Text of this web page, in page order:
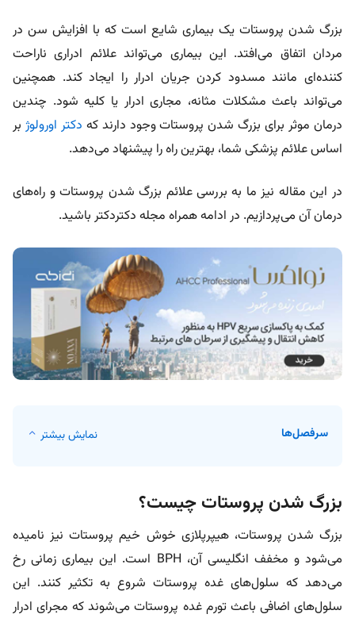
بزرگ شدن پروستات یک بیماری شایع است که با افزایش سن در
مردان اتفاق می‌افتد. این بیماری می‌تواند علائم ادراری ناراحت
کننده‌ای مانند مسدود کردن جریان ادرار را ایجاد کند. همچنین
می‌تواند باعث مشکلات مثانه، مجاری ادرار یا کلیه شود. چندین
درمان موثر برای بزرگ شدن پروستات وجود دارند که دکتر اورولوژ بر
اساس علائم پزشکی شما، بهترین راه را پیشنهاد می‌دهد.
در این مقاله نیز ما به بررسی علائم بزرگ شدن پروستات و راه‌های
درمان آن می‌پردازیم. در ادامه همراه مجله دکتردکتر باشید.
سرفصل‌ها نمایش بیشتر
بزرگ شدن پروستات چیست؟
بزرگ شدن پروستات، هیپرپلازی خوش خیم پروستات نیز نامیده
می‌شود و مخفف انگلیسی آن، BPH است. این بیماری زمانی رخ
می‌دهد که سلول‌های غده پروستات شروع به تکثیر کنند. این
سلول‌های اضافی باعث تورم غده پروستات می‌شوند که مجرای ادرار